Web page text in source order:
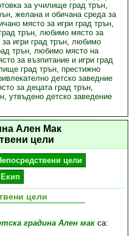
за училище град трън,
, желана и обичана среда за
място за игри град трън,
трън, любимо място за
игри град трън, любимо
трън, любимо място на
за възпитание и игри град
град трън, престижно
детско заведние
за децата град трън,
, утвъдено детско заведение
Ален Мак
цели
цели
Екип
цели
градина Ален макса: